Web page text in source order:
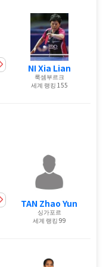
NI Xia Lian
룩셈부르크
세계 랭킹 155
TAN Zhao Yun
싱가포르
세계 랭킹 99